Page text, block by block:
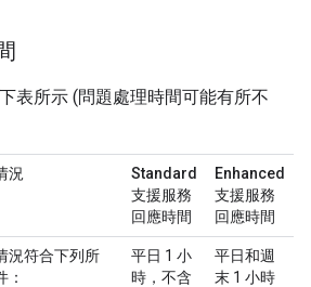
表所示 (問題處理時間可能有所不
況
Standard
支援服務
回應時間
Enhanced
支援服務
回應時間
況符合下列所
：
平日 1 小
時，不含
平日和週
末 1 小時